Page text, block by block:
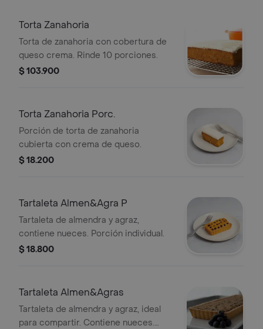
Torta Zanahoria
Torta de zanahoria con cobertura de
queso crema. Rinde 10 porciones.
$ 103.900
Torta Zanahoria Porc.
Porción de torta de zanahoria
cubierta con crema de queso.
$ 18.200
Tartaleta Almen&Agra P
Tartaleta de almendra y agraz,
contiene nueces. Porción individual.
$ 18.800
Tartaleta Almen&Agras
Tartaleta de almendra y agraz, ideal
para compartir. Contiene nueces.